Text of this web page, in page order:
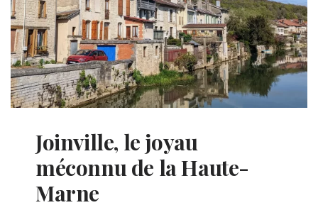
Joinville, le joyau
méconnu de la Haute-
Marne